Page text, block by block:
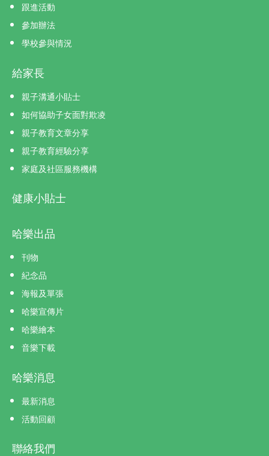
跟進活動
參加辦法
學校參與情況
給家長
親子溝通小貼士
如何協助子女面對欺凌
親子教育文章分享
親子教育經驗分享
家庭及社區服務機構
健康小貼士
哈樂出品
刊物
紀念品
海報及單張
哈樂宣傳片
哈樂繪本
音樂下載
哈樂消息
最新消息
活動回顧
聯絡我們